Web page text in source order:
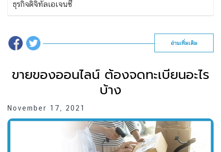
ธุรกิจดิจิทัลเอเจนซี
อ่านเพิ่มเติม
ขายของออนไลน์ ต้องจดทะเบียนอะไร
บ้าง
November 17, 2021